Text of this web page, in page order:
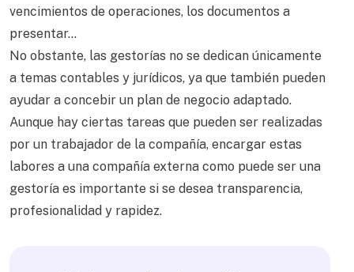
vencimientos de operaciones, los documentos a
presentar…
No obstante, las gestorías no se dedican únicamente
a temas contables y jurídicos, ya que también pueden
ayudar a concebir un plan de negocio adaptado.
Aunque hay ciertas tareas que pueden ser realizadas
por un trabajador de la compañía, encargar estas
labores a una compañía externa como puede ser una
gestoría es importante si se desea transparencia,
profesionalidad y rapidez.